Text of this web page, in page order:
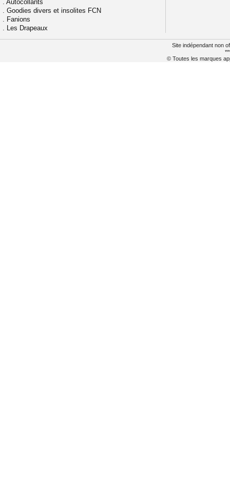
. Autocollants
. Goodies divers et insolites FCN
. Fanions
. Les Drapeaux
Site indépendant non
© Toutes les marques